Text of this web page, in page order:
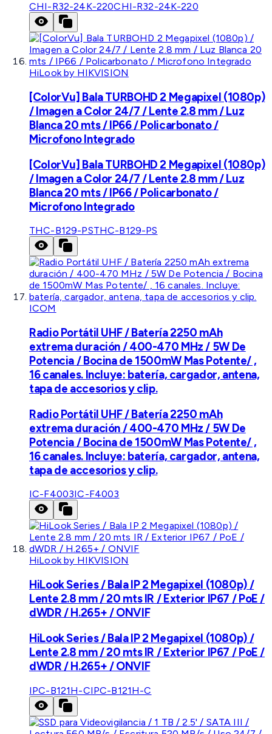
CHI-R32-24K-220CHI-R32-24K-220
HiLook by HIKVISION
[ColorVu] Bala TURBOHD 2 Megapixel (1080p)
/ Imagen a Color 24/7 / Lente 2.8 mm / Luz
Blanca 20 mts / IP66 / Policarbonato /
Microfono Integrado
[ColorVu] Bala TURBOHD 2 Megapixel (1080p)
/ Imagen a Color 24/7 / Lente 2.8 mm / Luz
Blanca 20 mts / IP66 / Policarbonato /
Microfono Integrado
THC-B129-PSTHC-B129-PS
ICOM
Radio Portátil UHF / Batería 2250 mAh
extrema duración / 400-470 MHz / 5W De
Potencia / Bocina de 1500mW Mas Potente/ ,
16 canales. Incluye: batería, cargador, antena,
tapa de accesorios y clip.
Radio Portátil UHF / Batería 2250 mAh
extrema duración / 400-470 MHz / 5W De
Potencia / Bocina de 1500mW Mas Potente/ ,
16 canales. Incluye: batería, cargador, antena,
tapa de accesorios y clip.
IC-F4003IC-F4003
HiLook by HIKVISION
HiLook Series / Bala IP 2 Megapixel (1080p) /
Lente 2.8 mm / 20 mts IR / Exterior IP67 / PoE /
dWDR / H.265+ / ONVIF
HiLook Series / Bala IP 2 Megapixel (1080p) /
Lente 2.8 mm / 20 mts IR / Exterior IP67 / PoE /
dWDR / H.265+ / ONVIF
IPC-B121H-CIPC-B121H-C